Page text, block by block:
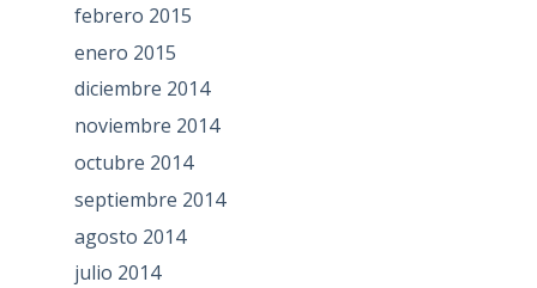
febrero 2015
enero 2015
diciembre 2014
noviembre 2014
octubre 2014
septiembre 2014
agosto 2014
julio 2014